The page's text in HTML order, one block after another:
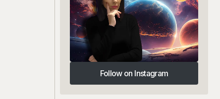
Follow on Instagram
Follow on Instagram